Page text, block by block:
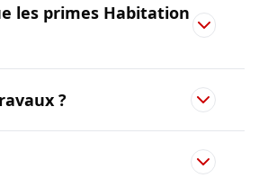
les primes Habitation
?